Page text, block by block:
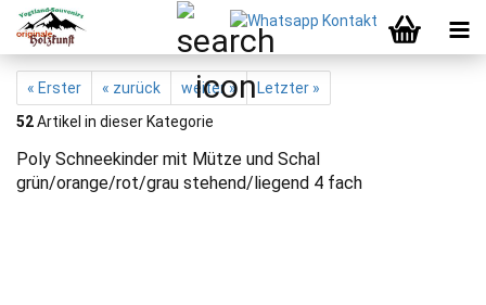
« Erster « zurück weiter »
Letzter »
52Artikel in dieser Kategorie
Poly Schneekinder mit Mütze und Schal
grün/orange/rot/grau stehend/liegend 4 fach